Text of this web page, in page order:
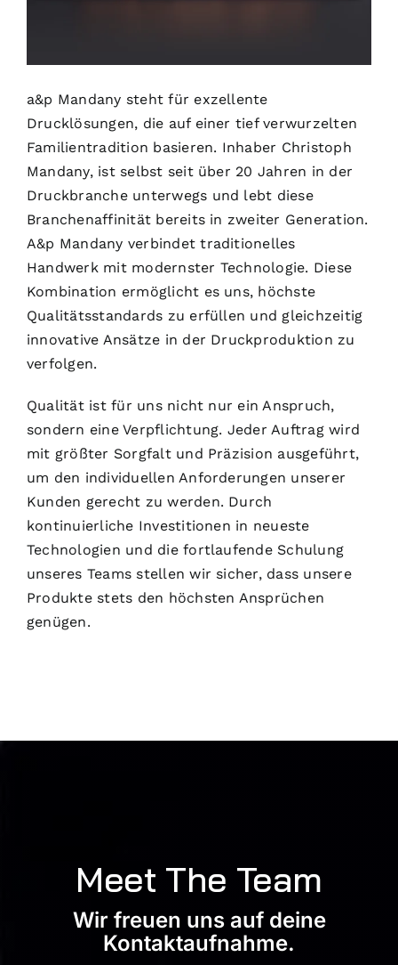
a&p Mandany steht für exzellente
Drucklösungen, die auf einer tief verwurzelten
Familientradition basieren. Inhaber Christoph
Mandany, ist selbst seit über 20 Jahren in der
Druckbranche unterwegs und lebt diese
Branchenaffinität bereits in zweiter Generation.
A&p Mandany verbindet traditionelles
Handwerk mit modernster Technologie. Diese
Kombination ermöglicht es uns, höchste
Qualitätsstandards zu erfüllen und gleichzeitig
innovative Ansätze in der Druckproduktion zu
verfolgen.
Qualität ist für uns nicht nur ein Anspruch,
sondern eine Verpflichtung. Jeder Auftrag wird
mit größter Sorgfalt und Präzision ausgeführt,
um den individuellen Anforderungen unserer
Kunden gerecht zu werden. Durch
kontinuierliche Investitionen in neueste
Technologien und die fortlaufende Schulung
unseres Teams stellen wir sicher, dass unsere
Produkte stets den höchsten Ansprüchen
genügen.
Meet The Team
Wir freuen uns auf deine
Kontaktaufnahme.